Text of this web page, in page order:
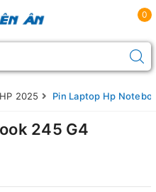
0
2025 Pin Laptop Hp
245 G4